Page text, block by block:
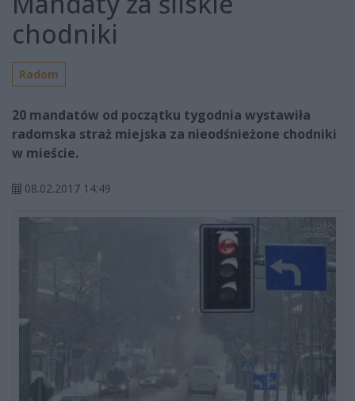
chodniki
Radom
20 mandatów od początku tygodnia wystawiła
radomska straż miejska za nieodśnieżone chodniki
w mieście.
08.02.2017 14:49